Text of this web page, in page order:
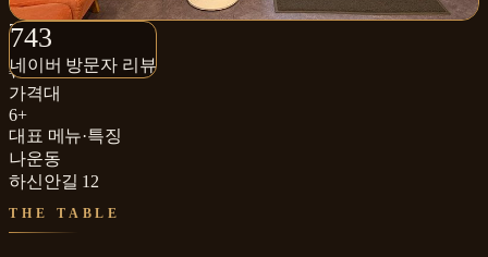
743
네이버 방문자 리뷰
743+
네이버 방문자 리뷰
₩₩
가격대
6+
대표 메뉴·특징
나운동
하신안길 12
THE TABLE